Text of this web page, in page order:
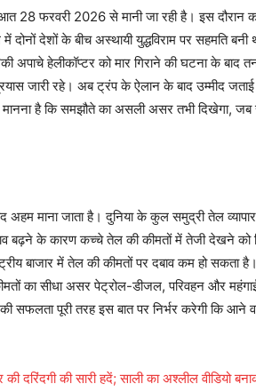
28 फरवरी 2026 से मानी जा रही है। इस दौरान
दोनों देशों के बीच अस्थायी युद्धविराम पर सहमति
अपाचे हेलीकॉप्टर को मार गिराने की घटना के बाद
जारी रहे। अब ट्रंप के ऐलान के बाद उम्मीद जताई
मानना है कि समझौते का असली असर तभी दिखेगा,
माना जाता है। दुनिया के कुल समुद्री तेल व्यापार
बढ़ने के कारण कच्चे तेल की कीमतों में तेजी देखने को
बाजार में तेल की कीमतों पर दबाव कम हो
का सीधा असर पेट्रोल-डीजल, परिवहन और
सफलता पूरी तरह इस बात पर निर्भर करेगी कि आने
दरिंदगी की सारी हदें; साली का अश्लील वीडियो